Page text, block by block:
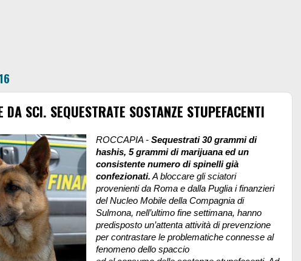
DA SCI. SEQUESTRATE SOSTANZE STUPEFACENTI
ROCCAPIA - Sequestrati 30 grammi di
hashis, 5 grammi di marijuana ed un
consistente numero di spinelli già
confezionati. A bloccare gli sciatori
provenienti da Roma e dalla Puglia i finanzieri
del Nucleo Mobile della Compagnia di
Sulmona, nell’ultimo fine settimana, hanno
predisposto un’attenta attività di prevenzione
per contrastare le problematiche connesse al
fenomeno dello spaccio